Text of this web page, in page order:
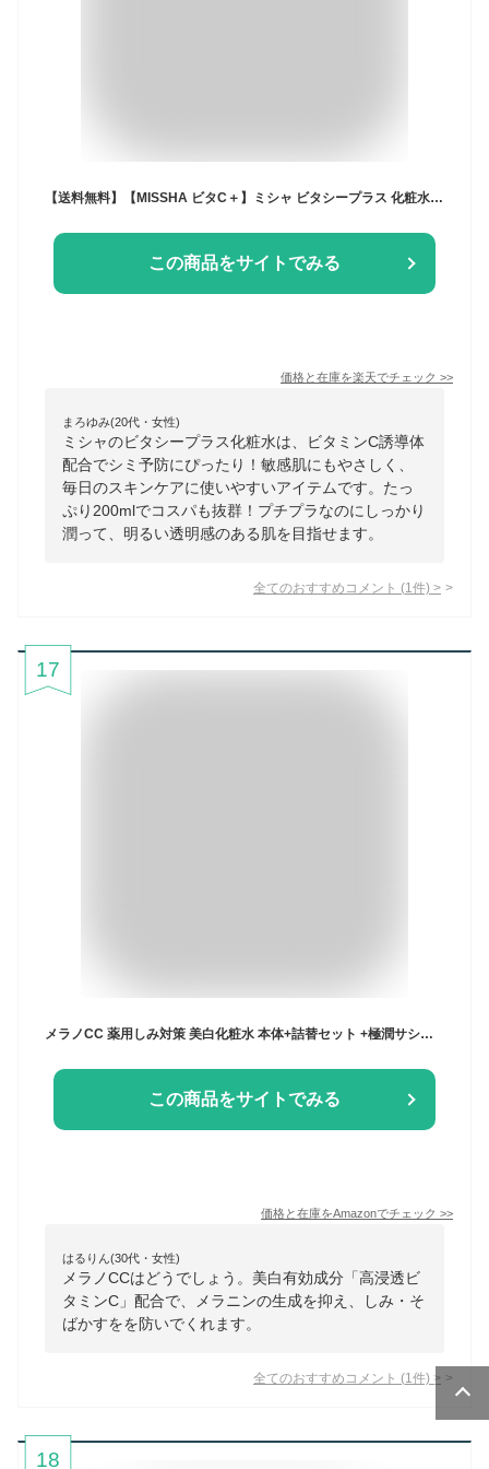
【送料無料】【MISSHA ビタC＋】ミシャ ビタシープラス 化粧水 [日本処方] 200ml
この商品をサイトでみる
価格と在庫を楽天でチェック >>
まろゆみ(20代・女性)
ミシャのビタシープラス化粧水は、ビタミンC誘導体
配合でシミ予防にぴったり！敏感肌にもやさしく、
毎日のスキンケアに使いやすいアイテムです。たっ
ぷり200mlでコスパも抜群！プチプラなのにしっかり
潤って、明るい透明感のある肌を目指せます。
全てのおすすめコメント (1 件) >
17
メラノCC 薬用しみ対策 美白化粧水 本体+詰替セット +極潤サシェット付 【医薬部外品】【Amazon.co.jp限定品】
この商品をサイトでみる
価格と在庫をAmazonでチェック >>
はるりん(30代・女性)
メラノCCはどうでしょう。美白有効成分「高浸透ビ
タミンC」配合で、メラニンの生成を抑え、しみ・そ
ばかすをを防いでくれます。
全てのおすすめコメント (1 件) >
18